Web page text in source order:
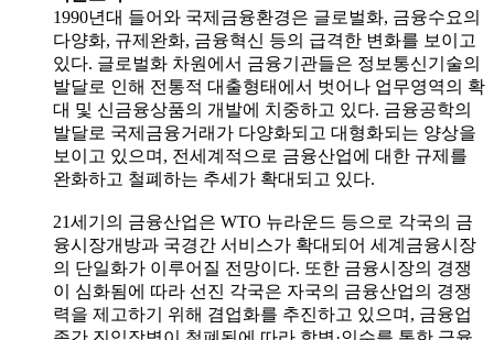
1990년대 들어와 국제금융환경은 글로벌화, 금융수요의
다양화, 규제완화, 금융혁신 등의 급격한 변화를 보이고
있다. 글로벌화 차원에서 금융기관들은 정보통신기술의
발달로 인해 전통적 대출형태에서 벗어나 업무영역의 확
대 및 신금융상품의 개발에 치중하고 있다. 금융공학의
발달로 국제금융거래가 다양화되고 대형화되는 양상을
보이고 있으며, 전세계적으로 금융산업에 대한 규제를
완화하고 철폐하는 추세가 확대되고 있다.
21세기의 금융산업은 WTO 뉴라운드 등으로 각국의 금
융시장개방과 국경간 서비스가 확대되어 세계금융시장
의 단일화가 이루어질 전망이다. 또한 금융시장의 경쟁
이 심화됨에 따라 선진 각국은 자국의 금융산업의 경쟁
력을 제고하기 위해 겸업화를 추진하고 있으며, 금융업